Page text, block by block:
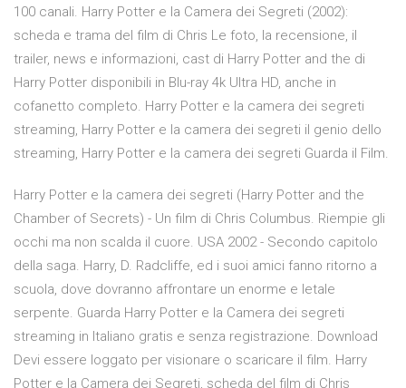
100 canali. Harry Potter e la Camera dei Segreti (2002):
scheda e trama del film di Chris Le foto, la recensione, il
trailer, news e informazioni, cast di Harry Potter and the di
Harry Potter disponibili in Blu-ray 4k Ultra HD, anche in
cofanetto completo. Harry Potter e la camera dei segreti
streaming, Harry Potter e la camera dei segreti il genio dello
streaming, Harry Potter e la camera dei segreti Guarda il Film.
Harry Potter e la camera dei segreti (Harry Potter and the
Chamber of Secrets) - Un film di Chris Columbus. Riempie gli
occhi ma non scalda il cuore. USA 2002 - Secondo capitolo
della saga. Harry, D. Radcliffe, ed i suoi amici fanno ritorno a
scuola, dove dovranno affrontare un enorme e letale
serpente. Guarda Harry Potter e la Camera dei segreti
streaming in Italiano gratis e senza registrazione. Download
Devi essere loggato per visionare o scaricare il film. Harry
Potter e la Camera dei Segreti, scheda del film di Chris